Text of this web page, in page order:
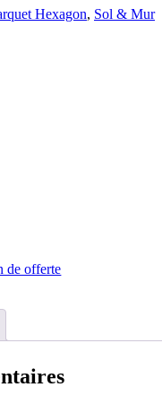
Hexagon, Sol & Mur
de offerte